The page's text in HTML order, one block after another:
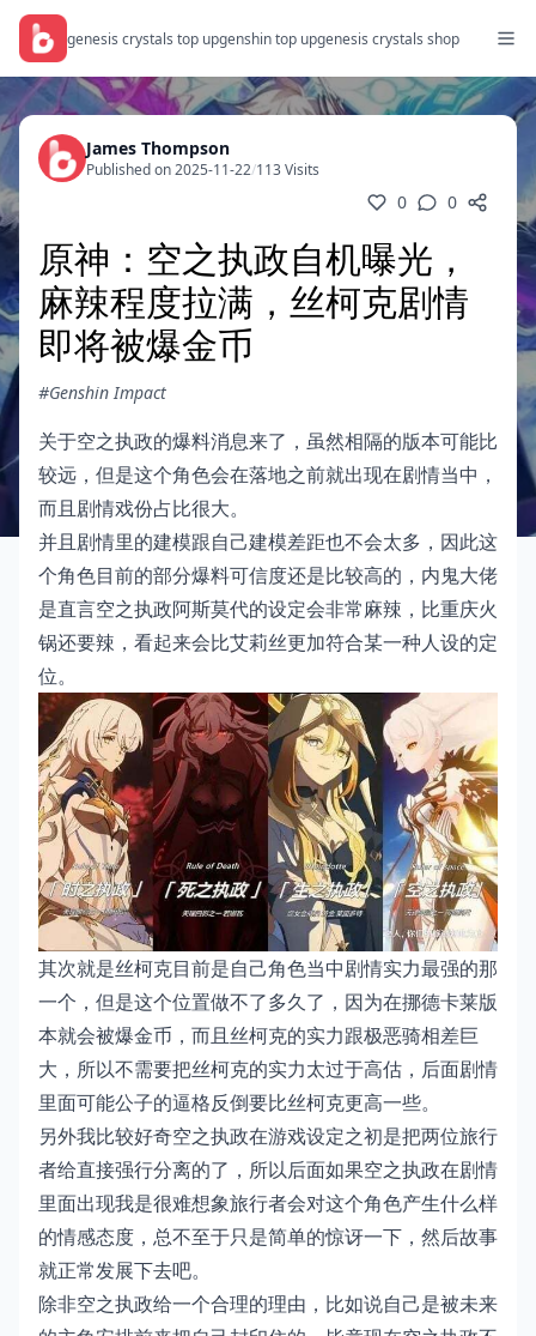
genesis crystals top upgenshin top upgenesis crystals shop
James Thompson
Published on 2025-11-22/113 Visits
0 0
原神：空之执政自机曝光，
麻辣程度拉满，丝柯克剧情
即将被爆金币
#Genshin Impact
关于空之执政的爆料消息来了，虽然相隔的版本可能比
较远，但是这个角色会在落地之前就出现在剧情当中，
而且剧情戏份占比很大。
并且剧情里的建模跟自己建模差距也不会太多，因此这
个角色目前的部分爆料可信度还是比较高的，内鬼大佬
是直言空之执政阿斯莫代的设定会非常麻辣，比重庆火
锅还要辣，看起来会比艾莉丝更加符合某一种人设的定
位。
其次就是丝柯克目前是自己角色当中剧情实力最强的那
一个，但是这个位置做不了多久了，因为在挪德卡莱版
本就会被爆金币，而且丝柯克的实力跟极恶骑相差巨
大，所以不需要把丝柯克的实力太过于高估，后面剧情
里面可能公子的逼格反倒要比丝柯克更高一些。
另外我比较好奇空之执政在游戏设定之初是把两位旅行
者给直接强行分离的了，所以后面如果空之执政在剧情
里面出现我是很难想象旅行者会对这个角色产生什么样
的情感态度，总不至于只是简单的惊讶一下，然后故事
就正常发展下去吧。
除非空之执政给一个合理的理由，比如说自己是被未来